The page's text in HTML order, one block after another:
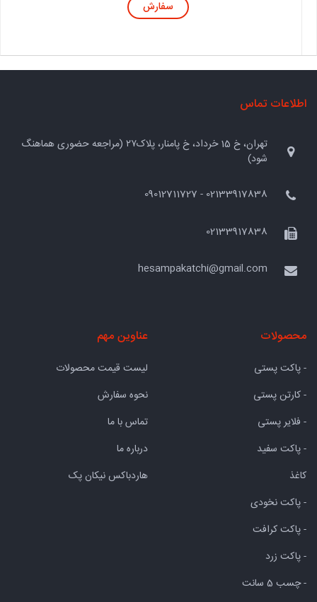
سفارش
اطلاعات تماس
تهران، خ 15 خرداد، خ پامنار، پلاک۲۷ (مراجعه حضوری هماهنگ
شود)
02133917838 - 09012711727
02133917838
hesampakatchi@gmail.com
محصولات
- پاکت پستی
- کارتن پستی
- فلایر پستی
- پاکت سفید
کاغذ
- پاکت نخودی
- پاکت کرافت
- پاکت زرد
- چسب 5 سانت
عناوین مهم
لیست قیمت محصولات
نحوه سفارش
تماس با ما
درباره ما
هاردباکس نیکان پک